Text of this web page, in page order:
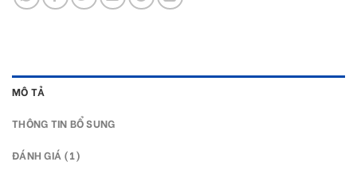
MÔ TẢ
THÔNG TIN BỔ SUNG
ĐÁNH GIÁ (1)